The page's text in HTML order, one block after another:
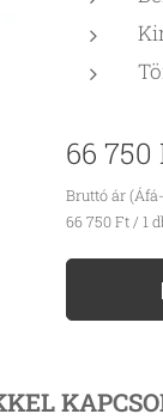
66 750
Bruttó ár
66 750 Ft / 1